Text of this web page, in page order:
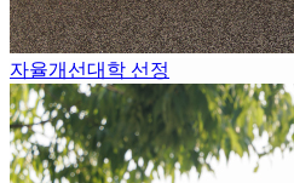
자율개선대학 선정